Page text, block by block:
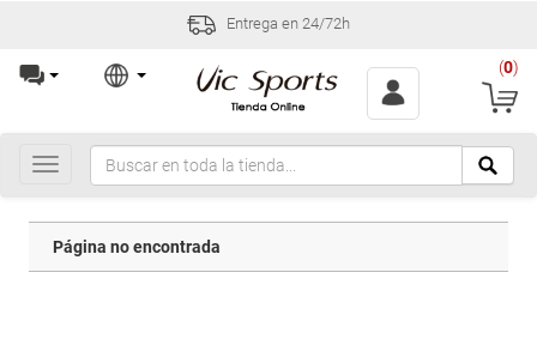
Entrega en 24/72h
(0)
Toggle
navigation
Página no encontrada